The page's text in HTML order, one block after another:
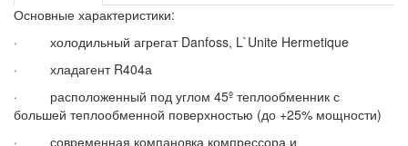
Основные характеристики:
· холодильный агрегат Danfoss, L`Unite Hermetique
· хладагент R404а
· расположенный под углом 45º теплообменник с
большей теплообменной поверхностью (до +25% мощности)
· современная компановка компрессора и